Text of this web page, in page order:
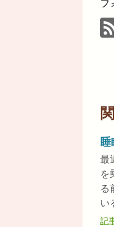
フ
最
を
る
い
記